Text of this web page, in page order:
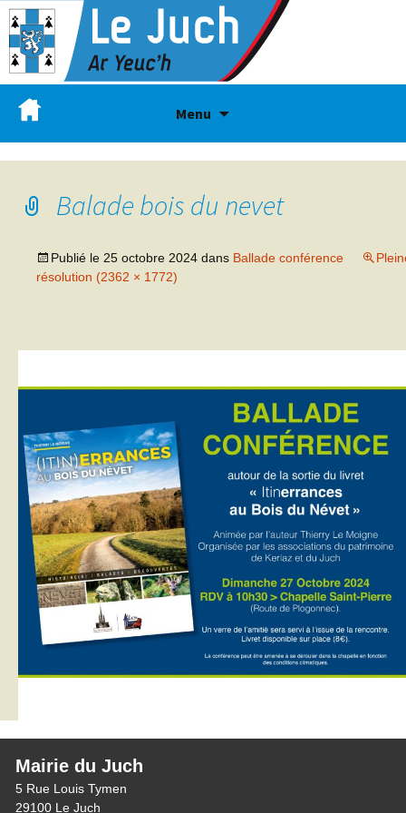
Menu
Balade bois du nevet
Publié le 25 octobre 2024 dans Ballade conférence
résolution (2362 × 1772)
Mairie du Juch
5 Rue Louis Tymen
29100 Le Juch